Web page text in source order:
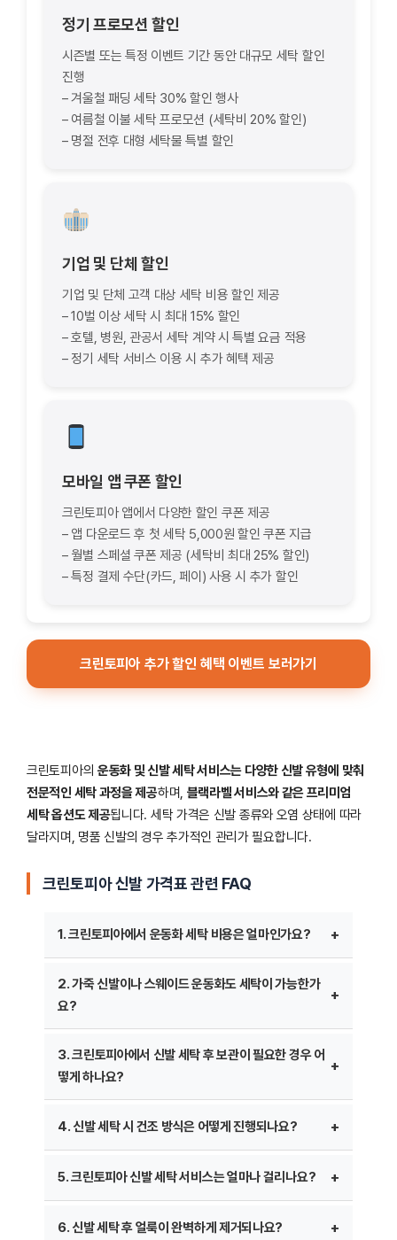
정기 프로모션 할인
시즌별 또는 특정 이벤트 기간 동안 대규모 세탁 할인
진행
– 겨울철 패딩 세탁 30% 할인 행사
– 여름철 이불 세탁 프로모션 (세탁비 20% 할인)
– 명절 전후 대형 세탁물 특별 할인
기업 및 단체 할인
기업 및 단체 고객 대상 세탁 비용 할인 제공
– 10벌 이상 세탁 시 최대 15% 할인
– 호텔, 병원, 관공서 세탁 계약 시 특별 요금 적용
– 정기 세탁 서비스 이용 시 추가 혜택 제공
모바일 앱 쿠폰 할인
크린토피아 앱에서 다양한 할인 쿠폰 제공
– 앱 다운로드 후 첫 세탁 5,000원 할인 쿠폰 지급
– 월별 스페셜 쿠폰 제공 (세탁비 최대 25% 할인)
– 특정 결제 수단(카드, 페이) 사용 시 추가 할인
크린토피아 추가 할인 혜택 이벤트 보러가기
크린토피아의 운동화 및 신발 세탁 서비스는 다양한 신발 유형에 맞춰
전문적인 세탁 과정을 제공하며, 블랙라벨 서비스와 같은 프리미엄
세탁 옵션도 제공됩니다. 세탁 가격은 신발 종류와 오염 상태에 따라
달라지며, 명품 신발의 경우 추가적인 관리가 필요합니다.
크린토피아 신발 가격표 관련 FAQ
1. 크린토피아에서 운동화 세탁 비용은 얼마인가요?
운동화 세탁 비용은 브랜드, 소재 및 오염 상태에 따라
달라질 수 있습니다. 일반적인 운동화 세탁 비용은 6,000원
일부 크린토피아 매장에서는 운동화 코팅이나 소독 서비스도
추가로 제공하며, 이에 따라 추가 요금이 부과될 수
2. 가죽 신발이나 스웨이드 운동화도 세탁이 가능한가
요?
네, 크린토피아에서는 가죽 신발 및 스웨이드 운동화 세탁도
사용되며, 추가적인 보호 코팅 과정이 필요할 수 있습니다.
15,000원~20,000원 정도의 가격이 책정될 수 있으며,
3. 크린토피아에서 신발 세탁 후 보관이 필요한 경우 어
떻게 하나요?
세탁 후 신발을 보관할 때는 습기가 없는 건조한 장소에서
변색과 형태 변형을 방지할 수 있습니다.
습기 제거 및 방수 코팅 처리를 추가 비용을 받고 진행하기도
4. 신발 세탁 시 건조 방식은 어떻게 진행되나요?
크린토피아에서는 신발 손상을 방지하기 위해 고온 건조기
및 스웨이드 신발은 추가적인 보습 처리를 통해 신발 상태를
5. 크린토피아 신발 세탁 서비스는 얼마나 걸리나요?
신발 세탁 서비스의 소요 시간은 일반적으로 2~3일
6. 신발 세탁 후 얼룩이 완벽하게 제거되나요?